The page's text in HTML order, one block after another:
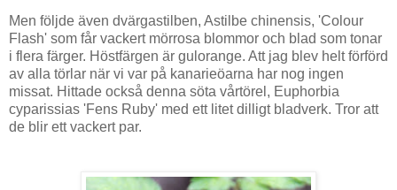
Men följde även dvärgastilben, Astilbe chinensis, 'Colour
Flash' som får vackert mörrosa blommor och blad som tonar
i flera färger. Höstfärgen är gulorange. Att jag blev helt förförd
av alla törlar när vi var på kanarieöarna har nog ingen
missat. Hittade också denna söta vårtörel, Euphorbia
cyparissias 'Fens Ruby' med ett litet dilligt bladverk. Tror att
de blir ett vackert par.